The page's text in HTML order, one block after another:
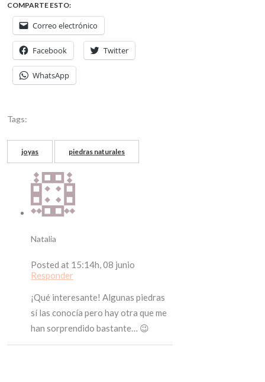
COMPARTE ESTO:
Correo electrónico
Facebook Twitter
WhatsApp
Tags:
joyas piedras naturales
Natalia
Posted at 15:14h, 08 junio
Responder
¡Qué interesante! Algunas piedras
sí las conocía pero hay otra que me
han sorprendido bastante… 😉